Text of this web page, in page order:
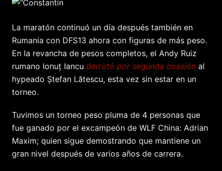
La maratón continuó un día después también en
Rumania con DFS13 ahora con figuras de más peso.
En la revancha de pesos completos, el Andy Ruiz
rumano Ionuț Iancu derrotó por segunda ocasión al
hypeado Ștefan Lătescu, esta vez sin estar en un
torneo.
Tuvimos un torneo peso pluma de 4 personas que
fue ganado por el excampeón de WLF China: Adrian
Maxim; quien sigue demostrando que mantiene un
gran nivel después de varios años de carrera.